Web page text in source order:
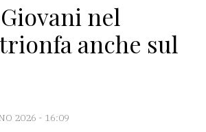
nel
anche sul
2026 - 16:09